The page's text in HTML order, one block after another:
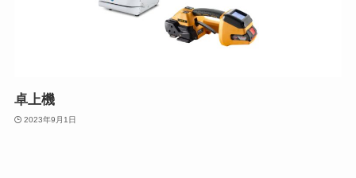
卓上機
2023年9月1日